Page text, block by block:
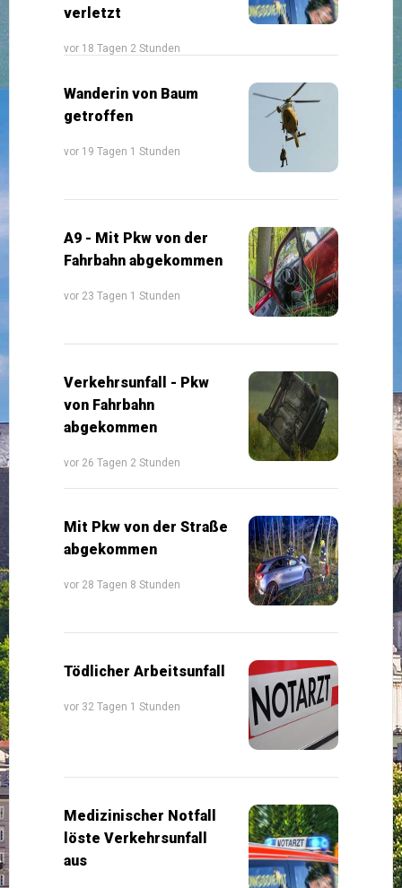
verletzt
vor 18 Tagen 2 Stunden
Wanderin von Baum
getroffen
vor 19 Tagen 1 Stunden
A9 - Mit Pkw von der
Fahrbahn abgekommen
vor 23 Tagen 1 Stunden
Verkehrsunfall - Pkw
von Fahrbahn
abgekommen
vor 26 Tagen 2 Stunden
Mit Pkw von der Straße
abgekommen
vor 28 Tagen 8 Stunden
Tödlicher Arbeitsunfall
vor 32 Tagen 1 Stunden
Medizinischer Notfall
löste Verkehrsunfall
aus